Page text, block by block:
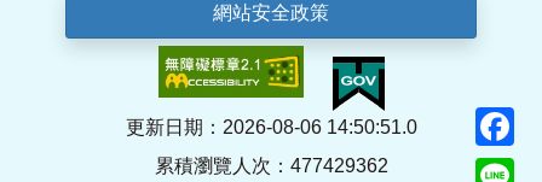
網站安全政策
更新日期：2026-08-06 14:50:51.0
累積瀏覽人次：477429362